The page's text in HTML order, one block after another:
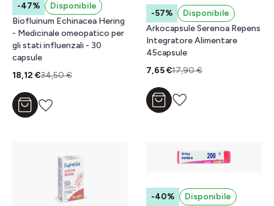
-47%
Disponibile
Biofluinum Echinacea Hering
- Medicinale omeopatico per
gli stati influenzali - 30
capsule
18,12 €34,50 €
Aggiungi al carrello
-57%
Disponibile
Arkocapsule Serenoa Repens
Integratore Alimentare
45capsule
7,65 €17,90 €
Aggiungi al carrello
-40%
Disponibile